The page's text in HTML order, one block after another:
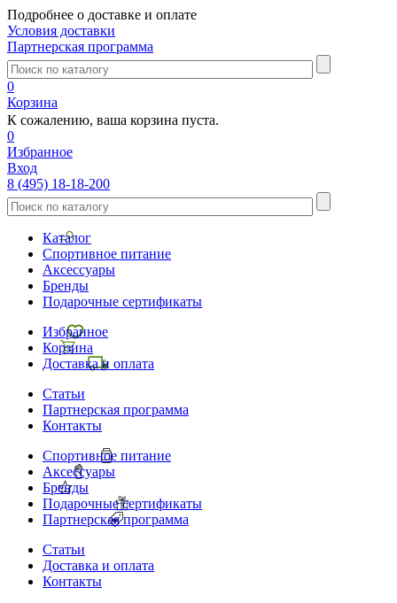
Подробнее о доставке и оплате
Условия доставки
Партнерская программа
0
Корзина
К сожалению, ваша корзина пуста.
0
Избранное
Вход
8 (495) 18-18-200
Каталог
Спортивное питание
Аксессуары
Бренды
Подарочные сертификаты
Избранное
Корзина
Доставка и оплата
Статьи
Партнерская программа
Контакты
Спортивное питание
Аксессуары
Бренды
Подарочные сертификаты
Партнерская программа
Статьи
Доставка и оплата
Контакты